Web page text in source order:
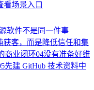
看场景入口
软件不是同一件事
获客，而是降低信任和集
商业闭环04没有准备好维
先建 GitHub 技术资料中